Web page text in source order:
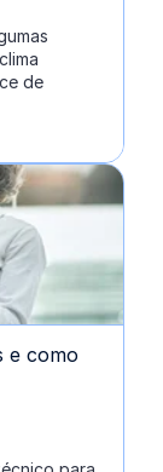
de
e como